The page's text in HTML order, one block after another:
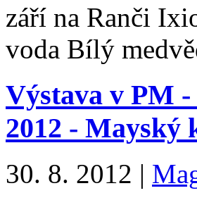
září na Ranči
voda Bílý
Výstava v PM
2012 - Mayský
30. 8. 2012 |